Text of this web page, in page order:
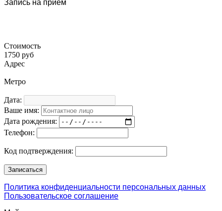
Запись на прием
Стоимость
1750 руб
Адрес
Метро
Дата:
Ваше имя:
Дата рождения:
Телефон:
Код подтверждения:
Политика конфиденциальности персональных данных
Пользовательское соглашение